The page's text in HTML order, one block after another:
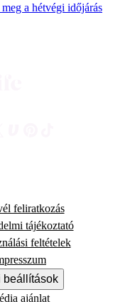
a hétvégi időjárás
feliratkozás
tájékoztató
feltételek
beállítások
ajánlat